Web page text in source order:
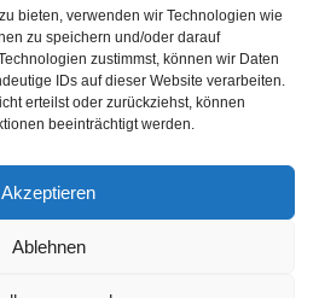
bieten, verwenden wir Technologien wie
zu speichern und/oder darauf
zustimmst, können wir Daten
IDs auf dieser Website verarbeiten.
erteilst oder zurückziehst, können
beeinträchtigt werden.
Akzeptieren
Ablehnen
3005
2067
567